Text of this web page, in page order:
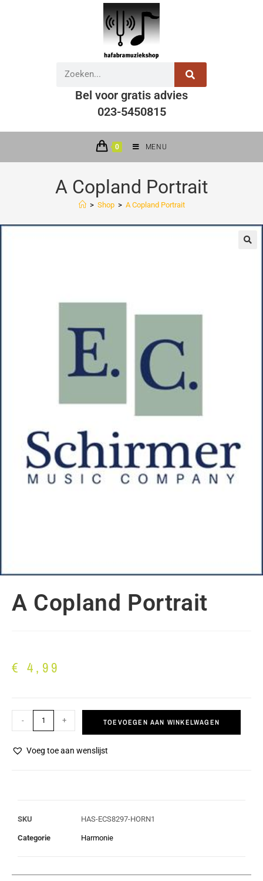
Bel voor gratis advies
023-5450815
0 MENU
A Copland Portrait
> Shop > A Copland Portrait
A Copland Portrait
€ 4,99
- + TOEVOEGEN AAN WINKELWAGEN
Voeg toe aan wenslijst
SKU HAS-ECS8297-HORN1
Categorie Harmonie